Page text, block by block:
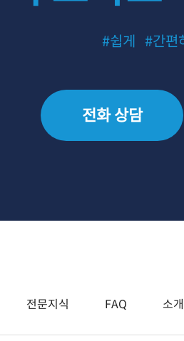
#쉽게 #간편
전화 상담
전문지식 FAQ 소개